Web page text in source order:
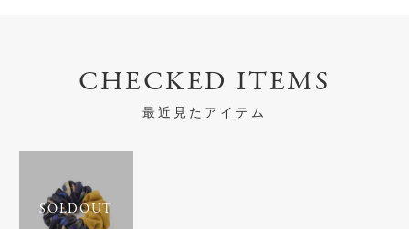
CHECKED ITEMS
最近見たアイテム
SOLDOUT